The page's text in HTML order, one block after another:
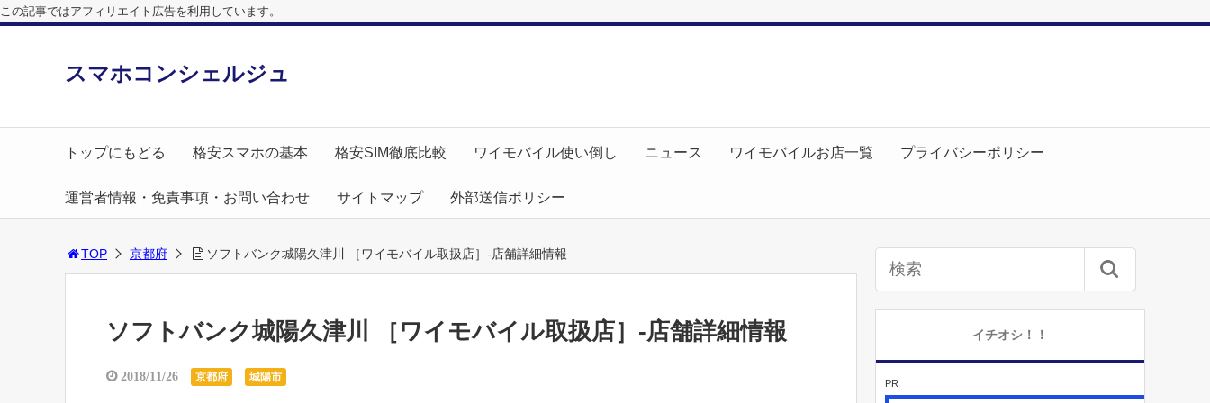
この記事ではアフィリエイト広告を利用しています。
スマホコンシェルジュ
トップにもどる 格安スマホの基本 格安SIM徹底比較 ワイモバイル使い倒し ニュース ワイモバイルお店一覧 プライバシーポリシー
運営者情報・免責事項・お問い合わせ サイトマップ 外部送信ポリシー
TOP 京都府 ソフトバンク城陽久津川 ［ワイモバイル取扱店］-店舗詳細情報
ソフトバンク城陽久津川 ［ワイモバイル取扱店］-店舗詳細情報
2018/11/26 京都府 城陽市
イチオシ！！
PR